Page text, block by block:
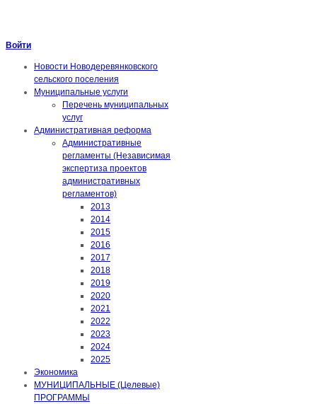
Войти
Новости Новодеревянковского
сельского поселения
Муниципальные услуги
Перечень муниципальных
услуг
Административная реформа
Административные
регламенты (Независимая
экспертиза проектов
административных
регламентов)
2013
2014
2015
2016
2017
2018
2019
2020
2021
2022
2023
2024
2025
Экономика
МУНИЦИПАЛЬНЫЕ (Целевые)
ПРОГРАММЫ